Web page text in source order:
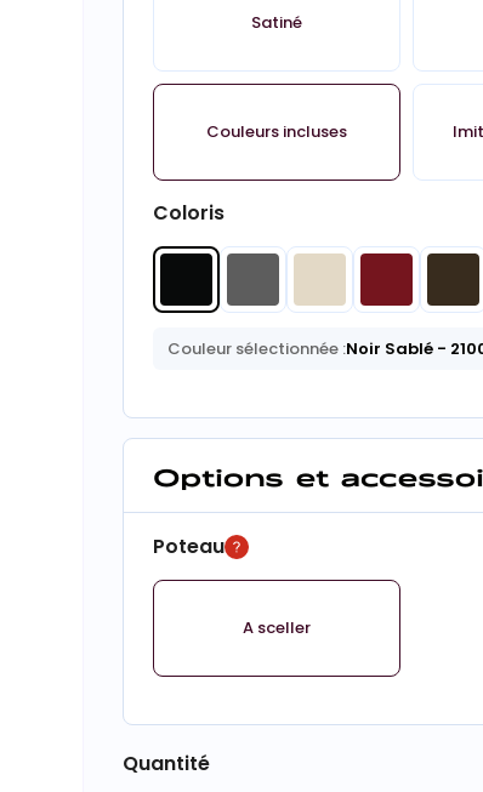
Satiné
Couleurs incluses
Coloris
Couleur sélectionnée :Noir Sablé-
Options et
Poteau
A sceller
Quantité